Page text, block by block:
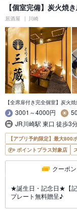
【個室完備】炭火
居酒屋 川崎
【全席扉付き完全個室】炭火
3001～4000円
JR川崎駅 東口 徒歩3
【アプリ予約限定】最大800
ポイントプラス対象店
クーポン
★誕生日・記念日★【記
プレート無料贈呈♪